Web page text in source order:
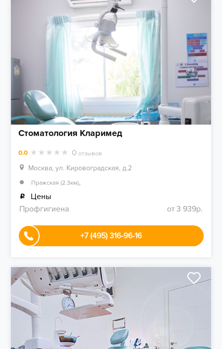
Стоматология Кларимед
0.0 0 отзывов
Москва, ул. Кировоградская, д.2
Пражская (2.3км),
Цены
Профгигиена
от 3 939р.
+7 (495) 316-96-16